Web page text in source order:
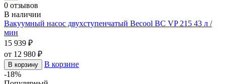
0 отзывов
В наличии
Вакуумный насос двухступенчатый Becool BC VP 215 43 л /
мин
15 939 ₽
от 12 980 ₽
В корзину
В корзине
-18%